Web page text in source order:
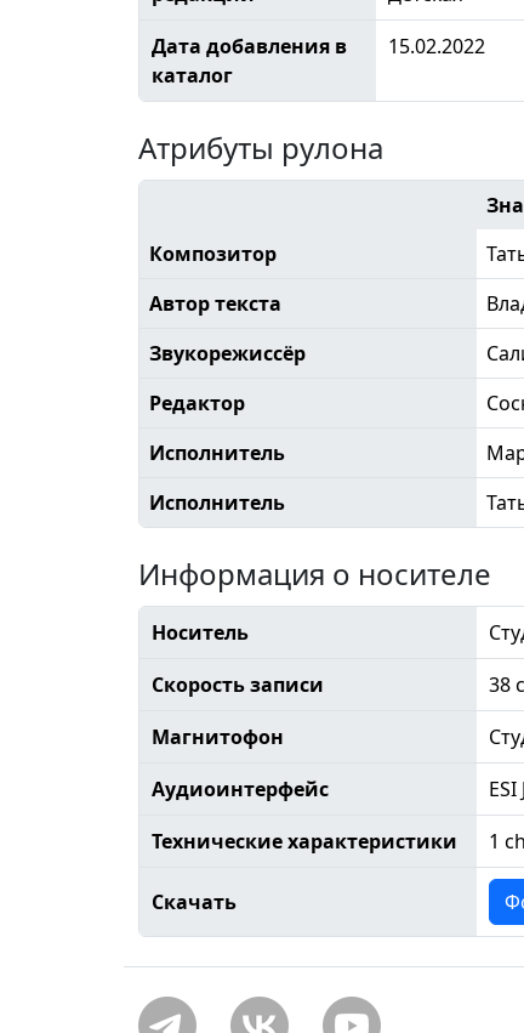
Дата добавления в
каталог
15.02.2022
Атрибуты рулона
Композитор
Автор текста
Звукорежиссёр
Редактор
Исполнитель
Исполнитель
Информация о носителе
Носитель
Скорость записи
38
Магнитофон
Аудиоинтерфейс
ESI
Технические характеристики
1
Скачать